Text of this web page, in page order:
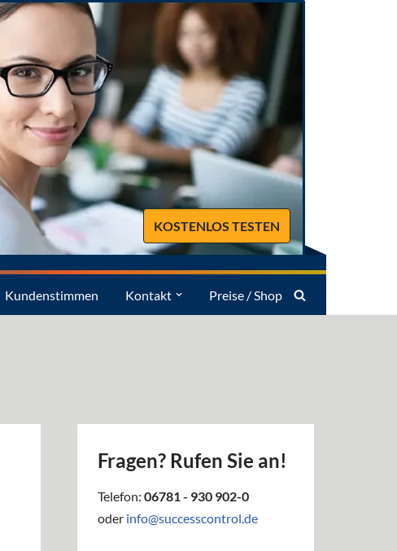
KOSTENLOS TESTEN
Kundenstimmen Kontakt Preise / Shop
Fragen? Rufen Sie an!
Telefon: 06781 - 930 902-0
oder info@successcontrol.de